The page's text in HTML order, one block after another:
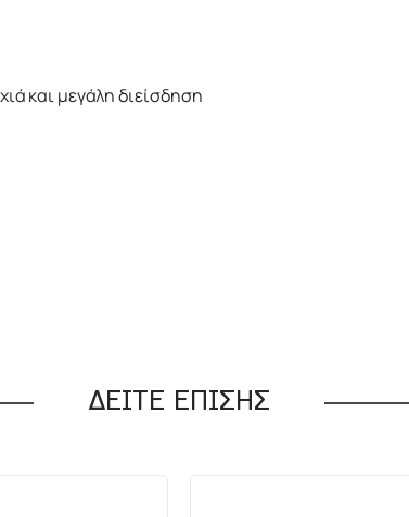
και μεγάλη διείσδηση
ΔΕΙΤΕ ΕΠΙΣΗΣ